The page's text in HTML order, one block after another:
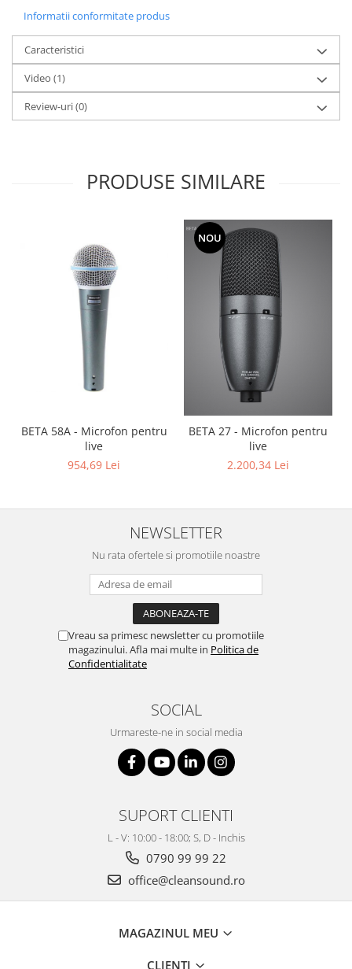
Informatii conformitate produs
Caracteristici
Video (1)
Review-uri(0)
PRODUSE SIMILARE
BETA 58A - Microfon pentru
live
954,69 Lei
NOU
BETA 27 - Microfon pentru
live
2.200,34 Lei
NEWSLETTER
Nu rata ofertele si promotiile noastre
Vreau sa primesc newsletter cu promotiile
magazinului. Afla mai multe in Politica de
Confidentialitate
SOCIAL
Urmareste-ne in social media
SUPORT CLIENTI
L - V: 10:00 - 18:00; S, D - Inchis
0790 99 99 22
office@cleansound.ro
MAGAZINUL MEU
CLIENTI